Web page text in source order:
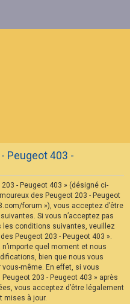
Peugeot 403 -
- Peugeot 403 » (désigné ci-
des Peugeot 203 - Peugeot
forum »), vous acceptez d’être
Si vous n’acceptez pas
les conditions suivantes, veuillez
Peugeot 203 - Peugeot 403 ».
quel moment et nous
bien que nous vous
même. En effet, si vous
203 - Peugeot 403 » après
vous acceptez d’être légalement
mises à jour.